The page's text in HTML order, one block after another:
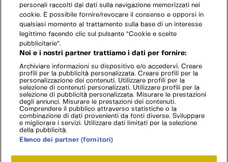
personali raccolti dai dati sulla navigazione memorizzati nei
cookie. È possibile fornire/revocare il consenso e opporsi in
qualsiasi momento al trattamento sulla base di un interesse
legittimo facendo clic sul pulsante “Cookie e scelte
pubblicitarie”.
Noi e i nostri partner trattiamo i dati per fornire:
Archiviare informazioni su dispositivo e/o accedervi. Creare
profili per la pubblicità personalizzata. Creare profili per la
personalizzazione dei contenuti. Utilizzare profili per la
selezione di contenuti personalizzati. Utilizzare profili per la
selezione di pubblicità personalizzata. Misurare le prestazioni
degli annunci. Misurare le prestazioni dei contenuti.
Comprendere il pubblico attraverso statistiche o la
combinazione di dati provenienti da fonti diverse. Sviluppare
e migliorare i servizi. Utilizzare dati limitati per la selezione
della pubblicità.
Elenco dei partner (fornitori)